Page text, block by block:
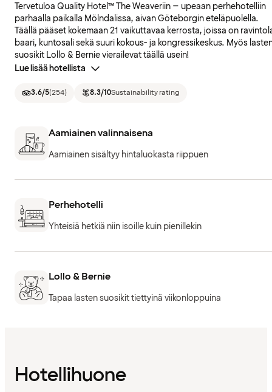
Tervetuloa Quality Hotel™ The Weaveriin – upeaan perhehotelliin
parhaalla paikalla Mölndalissa, aivan Göteborgin eteläpuolella.
Täällä pääset kokemaan 21 vaikuttavaa kerrosta, joissa on
baari, kuntosali sekä suuri kokous- ja kongressikeskus. Myös
suosikit Lollo & Bernie vierailevat täällä usein!
Lue lisää hotellista
3.6/5(254) 8.3/10Sustainability rating
Aamiainen valinnaisena
Aamiainen sisältyy hintaluokasta riippuen
Perhehotelli
Yhteisiä hetkiä niin isoille kuin pienillekin
Lollo & Bernie
Tapaa lasten suosikit tiettyinä viikonloppuina
Hotellihuone